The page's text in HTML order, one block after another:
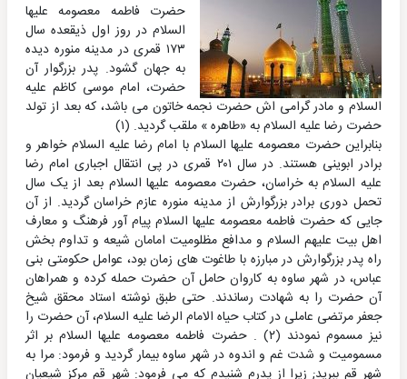
حضرت فاطمه معصومه علیها
السلام در روز اول ذیقعده سال
۱۷۳ قمری در مدینه منوره دیده
به جهان گشود. پدر بزرگوار آن
حضرت، امام موسی کاظم علیه
السلام و مادر گرامی اش حضرت نجمه خاتون می باشد، که بعد از تولد
حضرت رضا علیه السلام به «طاهره » ملقب گردید. (۱)
بنابراین حضرت معصومه علیها السلام با امام رضا علیه السلام خواهر و
برادر ابوینی هستند. در سال ۲۰۱ قمری در پی انتقال اجباری امام رضا
علیه السلام به خراسان، حضرت معصومه علیها السلام بعد از یک سال
تحمل دوری برادر بزرگوارش از مدینه منوره عازم خراسان گردید. از آن
جایی که حضرت فاطمه معصومه علیها السلام پیام آور فرهنگ و معارف
اهل بیت علیهم السلام و مدافع مظلومیت امامان شیعه و تداوم بخش
راه پدر بزرگوارش در مبارزه با طاغوت های زمان بود، عوامل حکومتی بنی
عباس، در شهر ساوه به کاروان حامل آن حضرت حمله کرده و همراهان
آن حضرت را به شهادت رساندند. حتی طبق نوشته استاد محقق شیخ
جعفر مرتضی عاملی در کتاب حیاه الامام الرضا علیه السلام، آن حضرت را
نیز مسموم نمودند (۲) . حضرت فاطمه معصومه علیها السلام بر اثر
مسمومیت و شدت غم و اندوه در شهر ساوه بیمار گردید و فرمود: مرا به
شهر قم ببرید; زیرا از پدرم شنیدم که می فرمود: شهر قم مرکز شیعیان